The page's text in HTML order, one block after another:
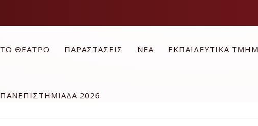
ΤΟ ΘΕΑΤΡΟ ΠΑΡΑΣΤΑΣΕΙΣ ΝΕΑ ΕΚΠΑΙΔΕΥΤΙΚΑ
ΠΑΝΕΠΙΣΤΗΜΙΑΔΑ 2026